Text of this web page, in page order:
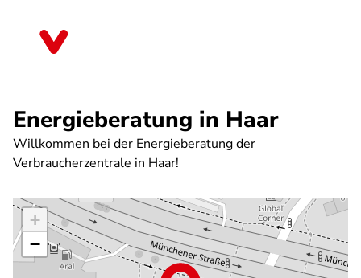
Energieberatung in Haar
Willkommen bei der Energieberatung der
Verbraucherzentrale in Haar!
+
−